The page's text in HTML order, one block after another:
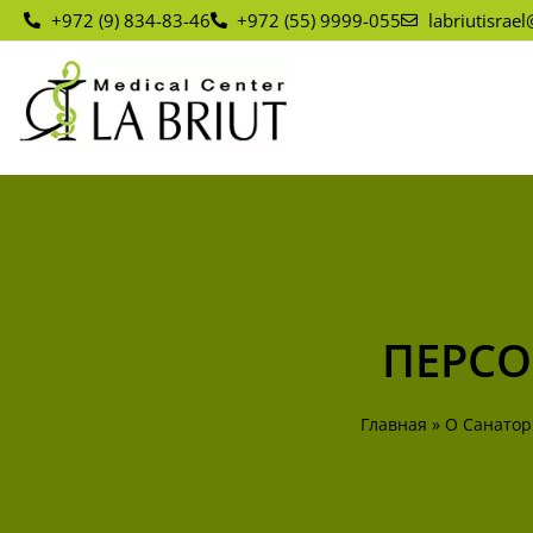
+972 (9) 834-83-46 +972 (55) 9999-055
Главная » О